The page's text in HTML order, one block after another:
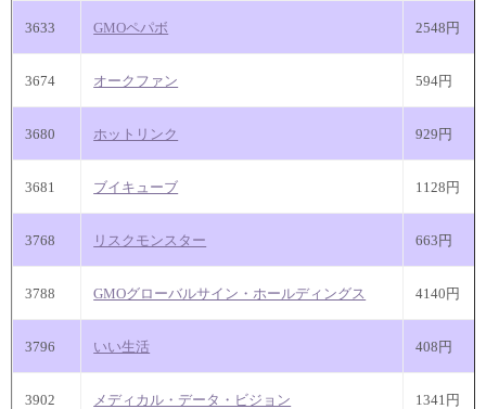
3633 GMOペパボ 2548円
3674 オークファン 594円
3680 ホットリンク 929円
3681 ブイキューブ 1128円
3768 リスクモンスター 663円
3788 GMOグローバルサイン・ホールディングス 4140円
3796 いい生活 408円
3902 メディカル・データ・ビジョン 1341円